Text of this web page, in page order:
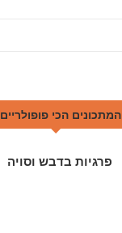
המתכונים הכי פופולריים
פרגיות בדבש וסויה